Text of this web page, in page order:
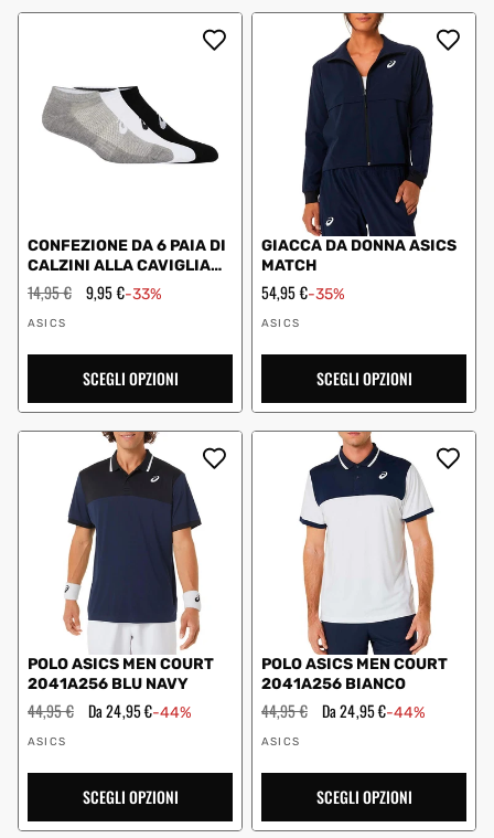
CONFEZIONE DA 6 PAIA DI
CALZINI ALLA CAVIGLIA
ASICS
Prezzo
regolare
14,95 € Prezzo
scontato
9,95 €-33%
Fornitore:
ASICS
SCEGLI OPZIONI
GIACCA DA DONNA ASICS
MATCH
Prezzo
scontato
54,95 €-35%
Fornitore:
ASICS
SCEGLI OPZIONI
POLO ASICS MEN COURT
2041A256 BLU NAVY
Prezzo
regolare
44,95 € Prezzo
scontato
Da 24,95 €-44%
Fornitore:
ASICS
SCEGLI OPZIONI
POLO ASICS MEN COURT
2041A256 BIANCO
Prezzo
regolare
44,95 € Prezzo
scontato
Da 24,95 €-44%
Fornitore:
ASICS
SCEGLI OPZIONI